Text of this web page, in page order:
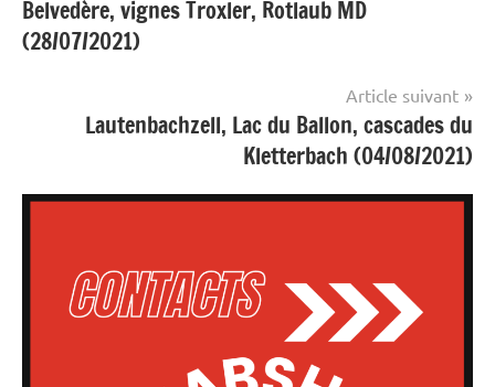
de
l’article
Belvedère, vignes Troxler, Rotlaub MD
(28/07/2021)
Article suivant
Lautenbachzell, Lac du Ballon, cascades du
Kletterbach (04/08/2021)